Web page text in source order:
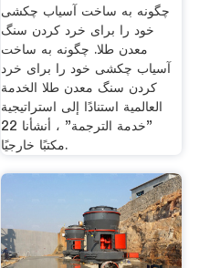
چگونه به ساخت آسیاب چکشی
خود را برای خرد کردن سنگ
معدن طلا. چگونه به ساخت
آسیاب چکشی خود را برای خرد
کردن سنگ معدن طلا الخدمة
العالمية استنادًا إلى استراتيجية
"خدمة الترجمة" ، أنشأنا 22
مكتبًا خارجيًا.